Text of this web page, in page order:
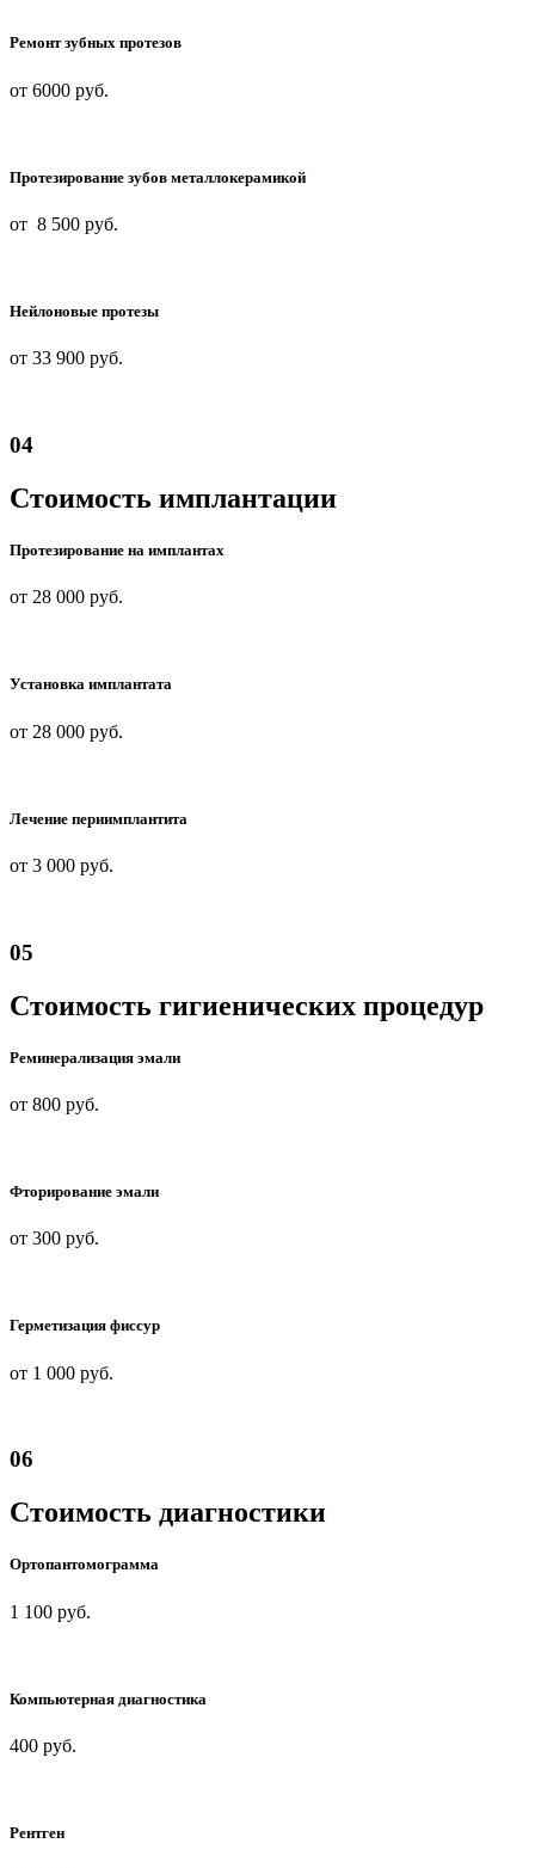
Ремонт зубных протезов
от 6000 руб.
Протезирование зубов металлокерамикой
от 8 500 руб.
Нейлоновые протезы
от 33 900 руб.
04
Стоимость имплантации
Протезирование на имплантах
от 28 000 руб.
Установка имплантата
от 28 000 руб.
Лечение периимплантита
от 3 000 руб.
05
Стоимость гигиенических процедур
Реминерализация эмали
от 800 руб.
Фторирование эмали
от 300 руб.
Герметизация фиссур
от 1 000 руб.
06
Стоимость диагностики
Ортопантомограмма
1 100 руб.
Компьютерная диагностика
400 руб.
Рентген